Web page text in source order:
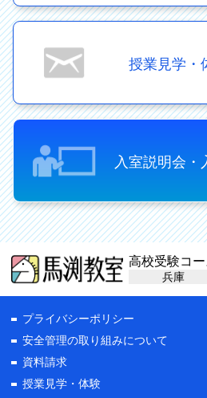
授業見学・
入室説明会・
高校受験コ
兵庫
プライバシーポリシー
安全管理の取り組みについて
資料請求
授業見学・体験